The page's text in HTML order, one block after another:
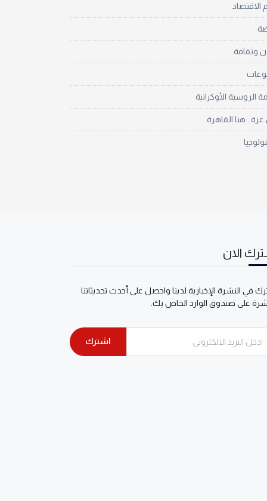
الاقتصاد
وثقافة
الروسية الأوكرانية
هنا القاهرة
الان
في النشرة الإخبارية لدينا واحصل على أحدث تحديثاتنا
على صندوق الوارد الخاص بك.
اشترك